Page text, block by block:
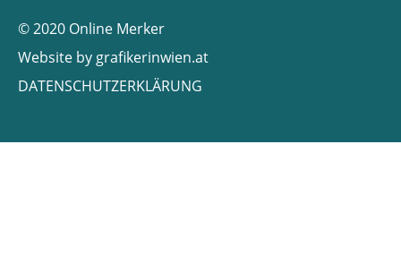
© 2020 Online Merker
Website by grafikerinwien.at
DATENSCHUTZERKLÄRUNG